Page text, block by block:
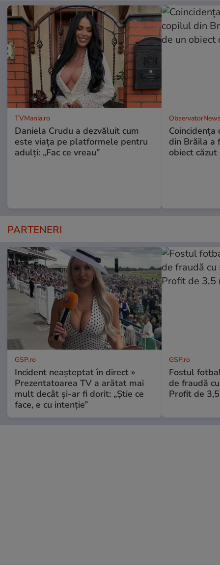
TVMania.ro
Daniela Crudu a dezvăluit cum
este viața pe platformele pentru
adulți: „Fac ce vreau”
Coincidența
din Brăila a
obiect căzut
PARTENERI
GSP.ro
Incident neașteptat în direct »
Prezentatoarea TV a arătat mai
mult decât și-ar fi dorit: „Știe ce
face, e cu intenție”
GSP.ro
Fostul
de fraudă
Profit de